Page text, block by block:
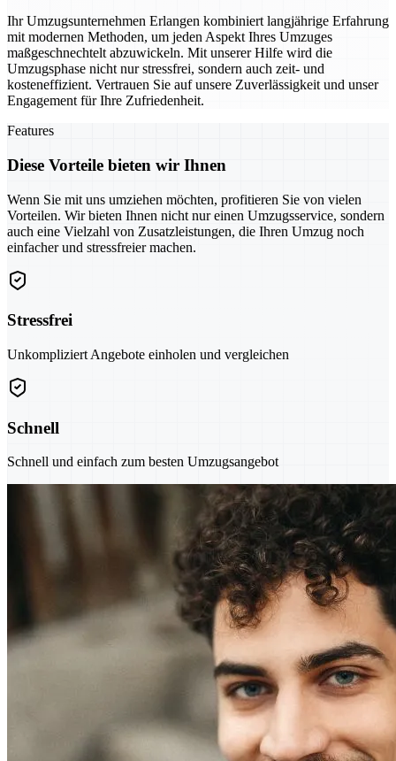
Ihr Umzugsunternehmen Erlangen kombiniert langjährige Erfahrung
mit modernen Methoden, um jeden Aspekt Ihres Umzuges
maßgeschnechtelt abzuwickeln. Mit unserer Hilfe wird die
Umzugsphase nicht nur stressfrei, sondern auch zeit- und
kosteneffizient. Vertrauen Sie auf unsere Zuverlässigkeit und unser
Engagement für Ihre Zufriedenheit.
Features
Diese Vorteile bieten wir Ihnen
Wenn Sie mit uns umziehen möchten, profitieren Sie von vielen
Vorteilen. Wir bieten Ihnen nicht nur einen Umzugsservice, sondern
auch eine Vielzahl von Zusatzleistungen, die Ihren Umzug noch
einfacher und stressfreier machen.
Stressfrei
Unkompliziert Angebote einholen und vergleichen
Schnell
Schnell und einfach zum besten Umzugsangebot